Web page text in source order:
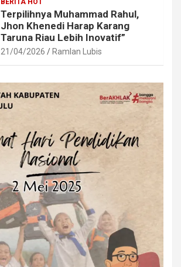
BERITA HOT
Terpilihnya Muhammad Rahul,
Jhon Khenedi Harap Karang
Taruna Riau Lebih Inovatif”
21/04/2026 Ramlan Lubis